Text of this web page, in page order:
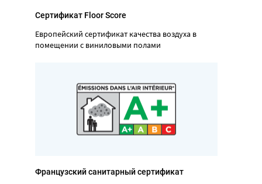
Сертификат Floor Score
Европейский сертификат качества воздуха в
помещении с виниловыми полами
Французский санитарный сертификат